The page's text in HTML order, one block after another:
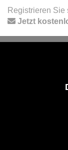
Registrieren
Jetzt